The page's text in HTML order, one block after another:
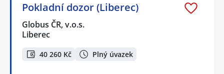
Pokladní dozor (Liberec)
Globus ČR, v.o.s.
Liberec
40 260 Kč Plný úvazek